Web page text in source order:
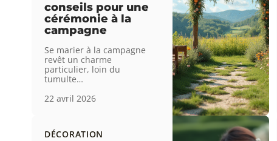
conseils pour une
cérémonie à la
campagne
Se marier à la campagne
revêt un charme
particulier, loin du
tumulte…
22 avril 2026
DÉCORATION